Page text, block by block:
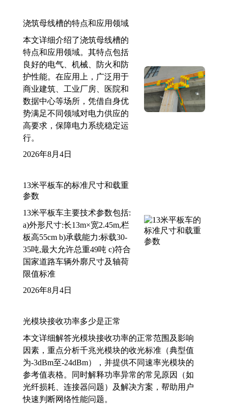
浇筑母线槽的特点和应用领域
本文详细介绍了浇筑母线槽的
特点和应用领域。其特点包括
良好的电气、机械、防火和防
护性能。在应用上，广泛用于
商业建筑、工业厂房、医院和
数据中心等场所，凭借自身优
势满足不同领域对电力供应的
高要求，保障电力系统稳定运
行。
2026年8月4日
13米平板车的标准尺寸和载重
参数
13米平板车主要技术参数包括:
a)外形尺寸:长13m×宽2.45m,栏
板高55cm b)承载能力:标载30-
35吨,最大允许总重49吨 c)符合
国家道路车辆外廓尺寸及轴荷
限值标准
2026年8月4日
光模块接收功率多少是正常
本文详细解答光模块接收功率的正常范围及影响
因素，重点分析千兆光模块的收光标准（典型值
为-3dBm至-24dBm），并提供不同速率光模块的
参考值表格。同时解释功率异常的常见原因（如
光纤损耗、连接器问题）及解决方案，帮助用户
快速判断网络性能问题。